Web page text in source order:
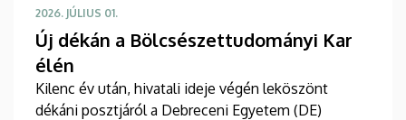
2026. JÚLIUS 01.
Új dékán a Bölcsészettudományi Kar
élén
Kilenc év után, hivatali ideje végén leköszönt
dékáni posztjáról a Debreceni Egyetem (DE)